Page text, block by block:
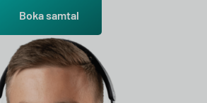
Boka samtal